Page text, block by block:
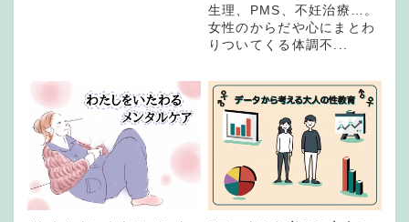
生理、PMS、不妊治療…。
女性のからだや心にまとわ
りついてくる体調不...